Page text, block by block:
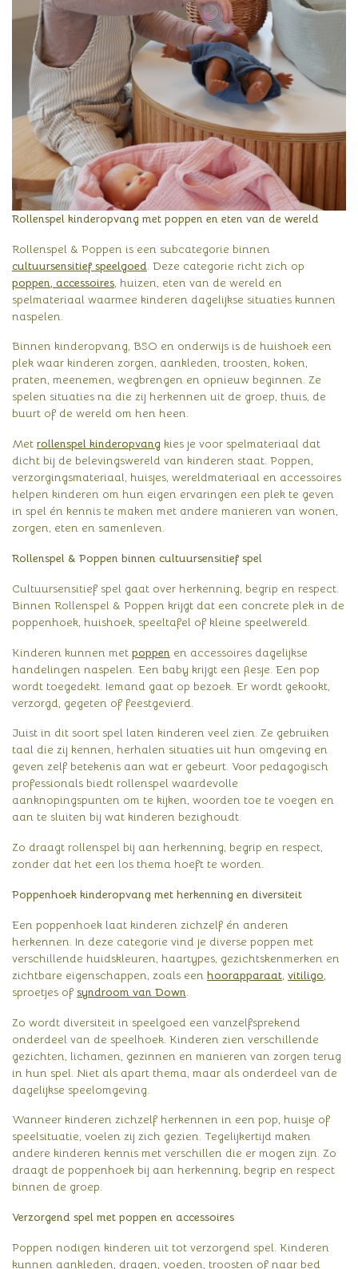
Rollenspel kinderopvang met poppen en eten van de wereld
Rollenspel & Poppen is een subcategorie binnen
cultuursensitief speelgoed . Deze categorie richt zich op
poppen, accessoires , huizen, eten van de wereld en
spelmateriaal waarmee kinderen dagelijkse situaties kunnen
naspelen.
Binnen kinderopvang, BSO en onderwijs is de huishoek een
plek waar kinderen zorgen, aankleden, troosten, koken,
praten, meenemen, wegbrengen en opnieuw beginnen. Ze
spelen situaties na die zij herkennen uit de groep, thuis, de
buurt of de wereld om hen heen.
Met rollenspel kinderopvang kies je voor spelmateriaal dat
dicht bij de belevingswereld van kinderen staat. Poppen,
verzorgingsmateriaal, huisjes, wereldmateriaal en accessoires
helpen kinderen om hun eigen ervaringen een plek te geven
in spel én kennis te maken met andere manieren van wonen,
zorgen, eten en samenleven.
Rollenspel & Poppen binnen cultuursensitief spel
Cultuursensitief spel gaat over herkenning, begrip en respect.
Binnen Rollenspel & Poppen krijgt dat een concrete plek in de
poppenhoek, huishoek, speeltafel of kleine speelwereld.
Kinderen kunnen met poppen en accessoires dagelijkse
handelingen naspelen. Een baby krijgt een flesje. Een pop
wordt toegedekt. Iemand gaat op bezoek. Er wordt gekookt,
verzorgd, gegeten of feestgevierd.
Juist in dit soort spel laten kinderen veel zien. Ze gebruiken
taal die zij kennen, herhalen situaties uit hun omgeving en
geven zelf betekenis aan wat er gebeurt. Voor pedagogisch
professionals biedt rollenspel waardevolle
aanknopingspunten om te kijken, woorden toe te voegen en
aan te sluiten bij wat kinderen bezighoudt.
Zo draagt rollenspel bij aan herkenning, begrip en respect,
zonder dat het een los thema hoeft te worden.
Poppenhoek kinderopvang met herkenning en diversiteit
Een poppenhoek laat kinderen zichzelf én anderen
herkennen. In deze categorie vind je diverse poppen met
verschillende huidskleuren, haartypes, gezichtskenmerken en
zichtbare eigenschappen, zoals een hoorapparaat, vitiligo,
sproetjes of syndroom van Down.
Zo wordt diversiteit in speelgoed een vanzelfsprekend
onderdeel van de speelhoek. Kinderen zien verschillende
gezichten, lichamen, gezinnen en manieren van zorgen terug
in hun spel. Niet als apart thema, maar als onderdeel van de
dagelijkse speelomgeving.
Wanneer kinderen zichzelf herkennen in een pop, huisje of
speelsituatie, voelen zij zich gezien. Tegelijkertijd maken
andere kinderen kennis met verschillen die er mogen zijn. Zo
draagt de poppenhoek bij aan herkenning, begrip en respect
binnen de groep.
Verzorgend spel met poppen en accessoires
Poppen nodigen kinderen uit tot verzorgend spel. Kinderen
kunnen aankleden, dragen, voeden, troosten of naar bed